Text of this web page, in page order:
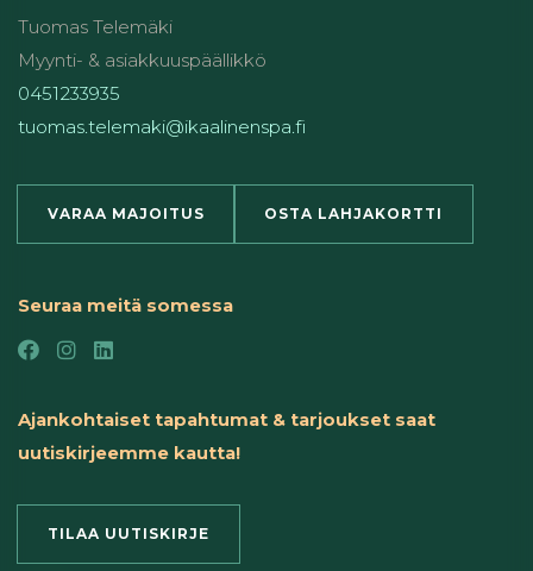
Tuomas Telemäki
Myynti- & asiakkuuspäällikkö
0451233935
tuomas.telemaki@ikaalinenspa.fi
VARAA MAJOITUS OSTA LAHJAKORTTI
Seuraa meitä somessa
Ajankohtaiset tapahtumat & tarjoukset saat
uutiskirjeemme kautta!
TILAA UUTISKIRJE